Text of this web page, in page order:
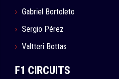
Gabriel Bortoleto
Sergio Pérez
Valtteri Bottas
F1 CIRCUITS